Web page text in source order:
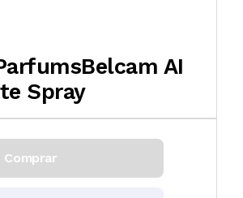
AI
Spray
Comprar